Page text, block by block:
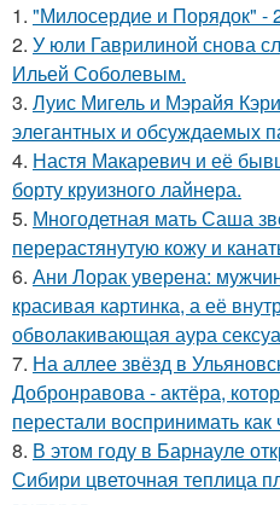
1. "Милосердие и Порядок" -
2. У юли Гаврилиной снова
Ильей Соболевым.
3. Луис Мигель и Мэрайя
элегантных и обсуждаемых
4. Настя Макаревич и её
борту круизного лайнера.
5. Многодетная мать Саша
перерастянутую кожу и
6. Ани Лорак уверена:
красивая картинка, а её
обволакивающая аура
7. На аллее звёзд в
Добронравова - актёра,
перестали воспринимать как
8. В этом году в Барнауле
Сибири цветочная теплица